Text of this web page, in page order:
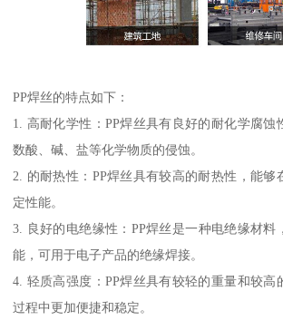
PP焊丝的特点如下：
1. 高耐化学性：PP焊丝具有良好的耐化学腐蚀
数酸、碱、盐等化学物质的侵蚀。
2. 的耐热性：PP焊丝具有较高的耐热性，能够
定性能。
3. 良好的电绝缘性：PP焊丝是一种电绝缘材料
能，可用于电子产品的绝缘焊接。
4. 轻质高强度：PP焊丝具有较轻的重量和较高
过程中更加便捷和稳定。